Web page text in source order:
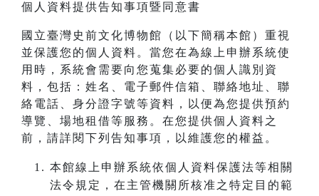
個人資料提供告知事項暨同意書
國立臺灣史前文化博物館（以下簡稱本館）重視
並保護您的個人資料。當您在為線上申辦系統使
用時，系統會需要向您蒐集必要的個人識別資
料，包括：姓名、電子郵件信箱、聯絡地址、聯
絡電話、身分證字號等資料，以便為您提供預約
導覽、場地租借等服務。在您提供個人資料之
前，請詳閱下列告知事項，以維護您的權益。
本館線上申辦系統依個人資料保護法等相關
法令規定，在主管機關所核准之特定目的範